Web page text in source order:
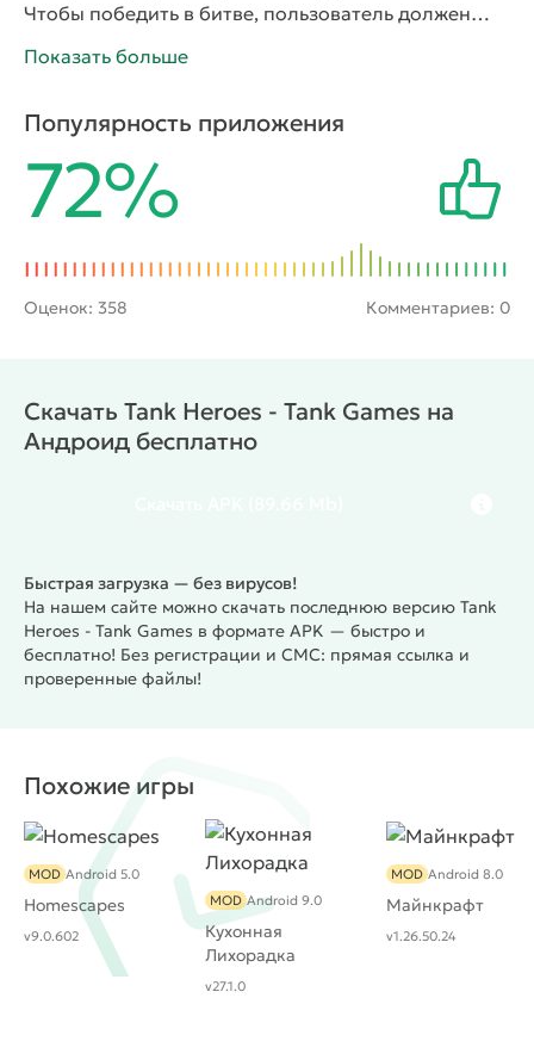
Чтобы победить в битве, пользователь должен
возможности. В числе последних будет
воздуха и другие бонусы. Удачные сражения
позволят пополнить игровой счет
вознаграждениями, на которые можно
проапгрейдить имеющуюся технику или купить
Показать больше
Популярность приложения
72%
Оценок: 358 Комментариев: 0
Скачать Tank Heroes - Tank Games на
Андроид бесплатно
Быстрая загрузка — без вирусов!
На нашем сайте можно скачать последнюю версию Tank
Heroes - Tank Games в формате APK — быстро и
бесплатно! Без регистрации и СМС: прямая ссылка и
проверенные файлы!
Похожие игры
Homescapes
MOD Android 5.0
v9.0.602
Кухонная
Лихорадка
MOD Android 9.0
v27.1.0
Майнкрафт
MOD Android 8.0
v1.26.50.24